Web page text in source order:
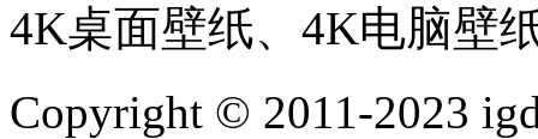
4K桌面壁纸、4K电脑壁
Copyright © 2011-2023